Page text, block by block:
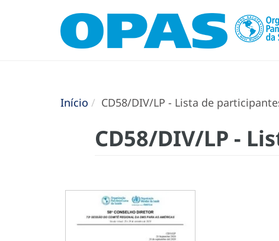
Início CD58/DIV/LP - Lista de
CD58/DIV/LP -